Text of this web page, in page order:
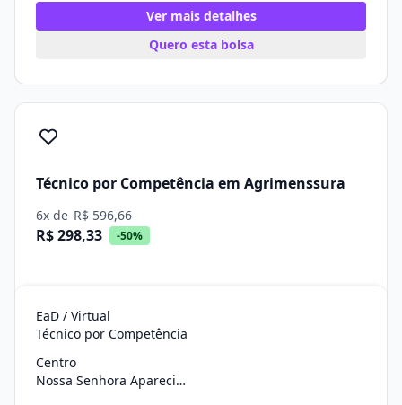
Ver mais detalhes
Quero esta bolsa
Técnico por Competência em Agrimenssura
6x de R$ 596,66
R$ 298,33 -50%
EaD / Virtual
Técnico por Competência
Centro
Nossa Senhora Aparecida/SE